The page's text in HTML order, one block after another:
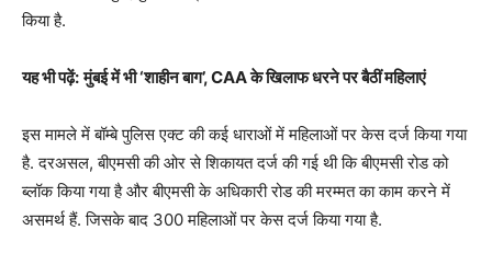
किया है.
यह भी पढ़ें: मुंबई में भी ‘शाहीन बाग’, CAA के खिलाफ धरने पर बैठीं महिलाएं
इस मामले में बॉम्बे पुलिस एक्ट की कई धाराओं में महिलाओं पर केस दर्ज किया गया
है. दरअसल, बीएमसी की ओर से शिकायत दर्ज की गई थी कि बीएमसी रोड को
ब्लॉक किया गया है और बीएमसी के अधिकारी रोड की मरम्मत का काम करने में
असमर्थ हैं. जिसके बाद 300 महिलाओं पर केस दर्ज किया गया है.